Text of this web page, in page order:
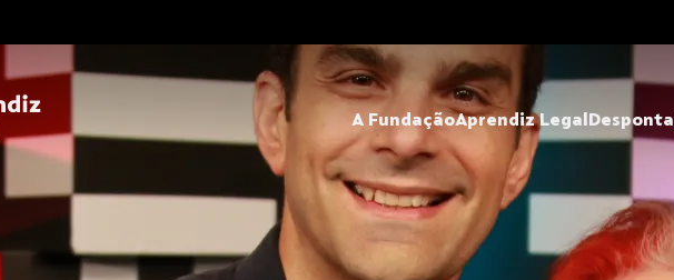
A FundaçãoAprendiz Legal Desponta